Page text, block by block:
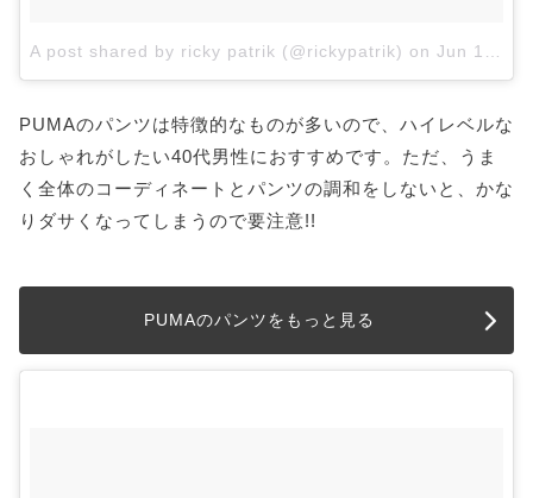
A post shared by ricky patrik (@rickypatrik) on Jun 13, 2017 at 11:50am PDT
PUMAのパンツは特徴的なものが多いので、ハイレベルな
おしゃれがしたい40代男性におすすめです。ただ、うま
く全体のコーディネートとパンツの調和をしないと、かな
りダサくなってしまうので要注意!!
PUMAのパンツをもっと見る